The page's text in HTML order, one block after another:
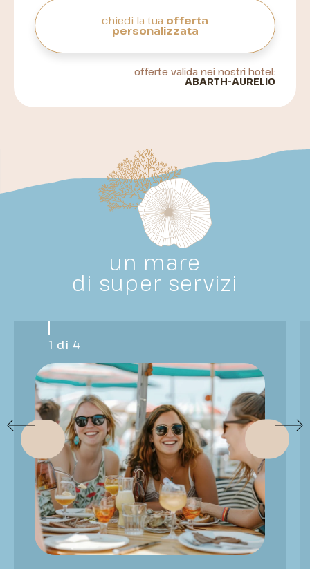
chiedi la tua offerta
personalizzata
offerte valida nei nostri hotel:
ABARTH AURELIO
un mare
di super servizi
1 di 4